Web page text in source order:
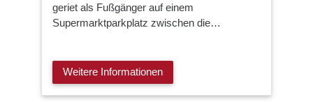
geriet als Fußgänger auf einem
Supermarktparkplatz zwischen die…
Weitere Informationen